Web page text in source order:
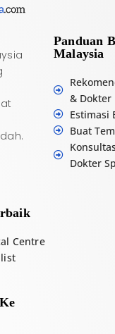
Panduan
Malaysia
& Dokter
Estimasi
Buat
Dokter
Centre